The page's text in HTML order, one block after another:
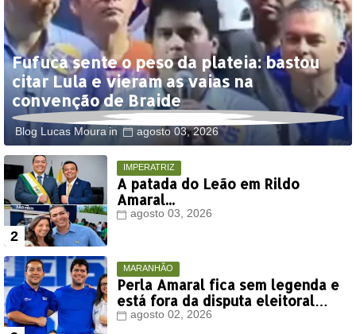
Fufuca sente o peso da plateia: bastou
citar Lula e vieram as vaias na
convenção de Braide
Blog Lucas Moura agosto 03, 2026
IMPERATRIZ
A patada do Leão em Rildo
Amaral...
agosto 03, 2026
MARANHÃO
Perla Amaral fica sem legenda e
está fora da disputa eleitoral
deste ano
agosto 02, 2026